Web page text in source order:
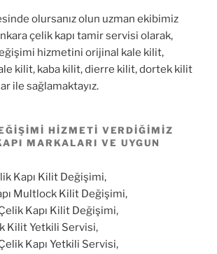
olursanız olun uzman ekibimiz
çelik kapı tamir servisi olarak,
hizmetini orijinal kale kilit,
kilit, kaba kilit, dierre kilit, dortek kilit
ile sağlamaktayız.
HIZMETI VERDIĞIMIZ
MARKALARI VE UYGUN
Kapı Kilit Değişimi,
Multlock Kilit Değişimi,
Kapı Kilit Değişimi,
Kilit Yetkili Servisi,
Kapı Yetkili Servisi,